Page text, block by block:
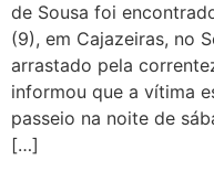
de Sousa foi
(9), em Cajazeiras, no
arrastado pela
informou que a vítima
passeio na noite de
[…]